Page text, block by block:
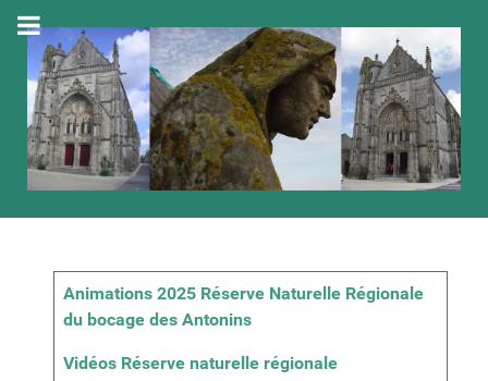
Articles
Titre
Animations 2025 Réserve Naturelle Régionale
du bocage des Antonins
Vidéos Réserve naturelle régionale